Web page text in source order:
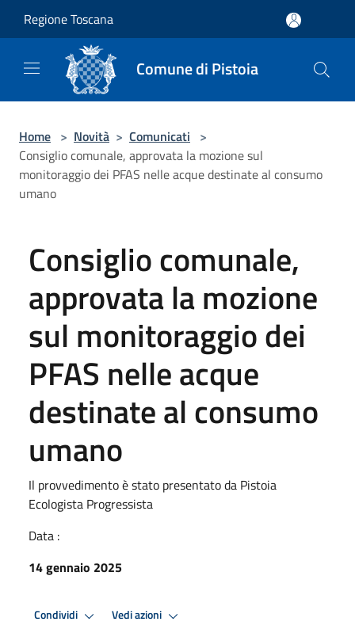
Regione Toscana
Comune di Pistoia
Home > Novità > Comunicati >
Consiglio comunale, approvata la mozione sul
monitoraggio dei PFAS nelle acque destinate al consumo
umano
Consiglio comunale,
approvata la mozione
sul monitoraggio dei
PFAS nelle acque
destinate al consumo
umano
Il provvedimento è stato presentato da Pistoia
Ecologista Progressista
Data :
14 gennaio 2025
Condividi Vedi azioni